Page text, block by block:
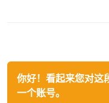
你好！看起来您对这
一个账号。